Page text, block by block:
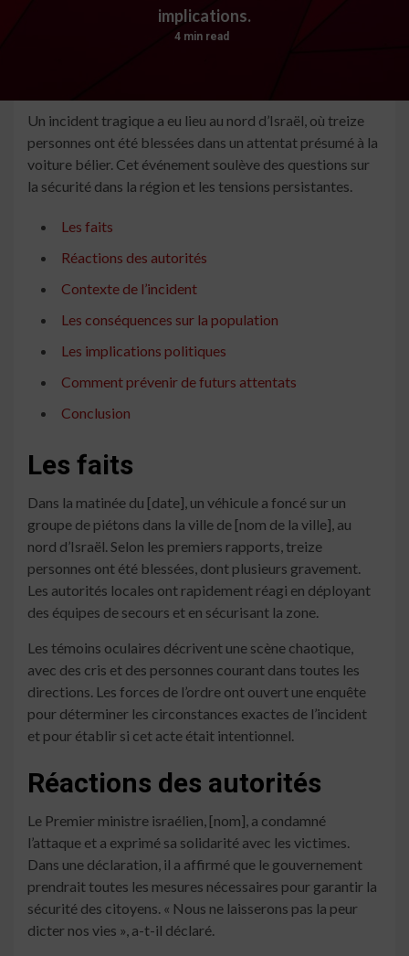
implications.
4 min read
Un incident tragique a eu lieu au nord d’Israël, où treize
personnes ont été blessées dans un attentat présumé à la
voiture bélier. Cet événement soulève des questions sur
la sécurité dans la région et les tensions persistantes.
Les faits
Réactions des autorités
Contexte de l’incident
Les conséquences sur la population
Les implications politiques
Comment prévenir de futurs attentats
Conclusion
Les faits
Dans la matinée du [date], un véhicule a foncé sur un
groupe de piétons dans la ville de [nom de la ville], au
nord d’Israël. Selon les premiers rapports, treize
personnes ont été blessées, dont plusieurs gravement.
Les autorités locales ont rapidement réagi en déployant
des équipes de secours et en sécurisant la zone.
Les témoins oculaires décrivent une scène chaotique,
avec des cris et des personnes courant dans toutes les
directions. Les forces de l’ordre ont ouvert une enquête
pour déterminer les circonstances exactes de l’incident
et pour établir si cet acte était intentionnel.
Réactions des autorités
Le Premier ministre israélien, [nom], a condamné
l’attaque et a exprimé sa solidarité avec les victimes.
Dans une déclaration, il a affirmé que le gouvernement
prendrait toutes les mesures nécessaires pour garantir la
sécurité des citoyens. « Nous ne laisserons pas la peur
dicter nos vies », a-t-il déclaré.